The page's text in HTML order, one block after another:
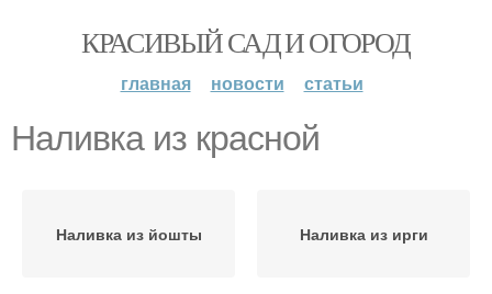
КРАСИВЫЙ САД И ОГОРОД
главная новости статьи
Наливка из красной
Наливка из йошты Наливка из ирги